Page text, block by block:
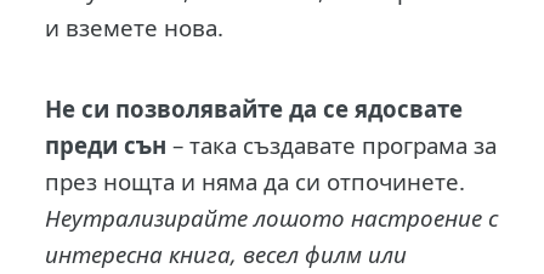
и вземете нова.
Не си позволявайте да се ядосвате
преди сън – така създавате програма за
през нощта и няма да си отпочинете.
Неутрализирайте лошото настроение с
интересна книга, весел филм или